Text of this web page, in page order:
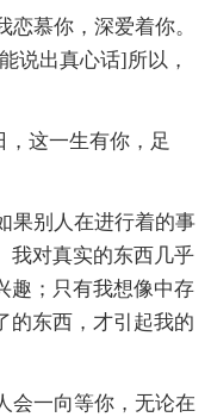
慕你，深爱着你。
说出真心话]所以，
这一生有你，足
别人在进行着的事
对真实的东西几乎
趣；只有我想像中存
的东西，才引起我的
会一向等你，无论在